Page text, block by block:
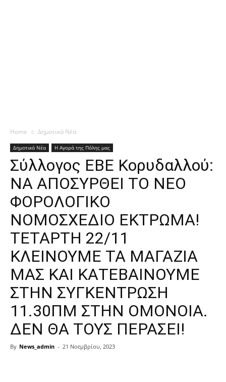
Home Δημοτικά Νέα
Δημοτικά Νέα Η Αγορά της Πόλης μας
Σύλλογος ΕΒΕ Κορυδαλλού:
ΝΑ ΑΠΟΣΥΡΘΕΙ ΤΟ ΝΕΟ
ΦΟΡΟΛΟΓΙΚΟ
ΝΟΜΟΣΧΕΔΙΟ ΕΚΤΡΩΜΑ!
ΤΕΤΑΡΤΗ 22/11
ΚΛΕΙΝΟΥΜΕ ΤΑ ΜΑΓΑΖΙΑ
ΜΑΣ ΚΑΙ ΚΑΤΕΒΑΙΝΟΥΜΕ
ΣΤΗΝ ΣΥΓΚΕΝΤΡΩΣΗ
11.30ΠΜ ΣΤΗΝ ΟΜΟΝΟΙΑ.
ΔΕΝ ΘΑ ΤΟΥΣ ΠΕΡΑΣΕΙ!
By News_admin - 21 Νοεμβρίου, 2023